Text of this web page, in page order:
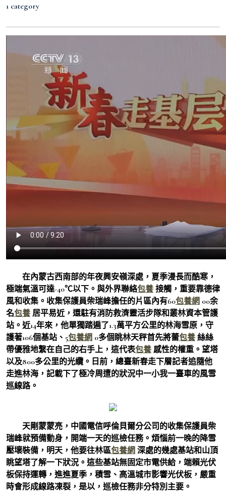
1 category
在內蒙古西南部的年夜興安嶺深處，夏季漫長而酷寒，
極端氣溫可達-40℃以下。與外界聯絡包養 接觸，重要靠德律
風和收集。收集保護員柴瑞峰擔任的片區內有60包養網 00余
名包養 居平易近，還駐有消防救濟靈活步隊和叢林資本管護
站。近14年來，他單獨踏遍了1.3萬平方公里的林海雪原，守
護著106個基站、5包養網 0多個眺林天秤首先將蕾包養 絲絲
帶優雅地繫在自己的右手上，這代表包養 感性的權重。望塔
以及800多公里的光纜。日前，總臺新春走下層記者追隨他
走進林海，記載下了極冷周遭的狀況中一小我一臺車的風雪
巡線路。
天剛蒙蒙亮，中國電信呼倫貝爾分公司的收集保護員柴
瑞峰就預備動身，開端一天的巡檢任務。煩惱前一晚的降雪
壓壞裝備，明天，他要往林區包養網 深處的幾處基站和山頂
眺望塔了解一下狀況。這些基站無固定市電供給，端賴光伏
板保持運轉，進進夏季，積雪、高溫城市影響光伏板，嚴重
時會形成線路凍裂，是以，巡檢任務非分特別主要。